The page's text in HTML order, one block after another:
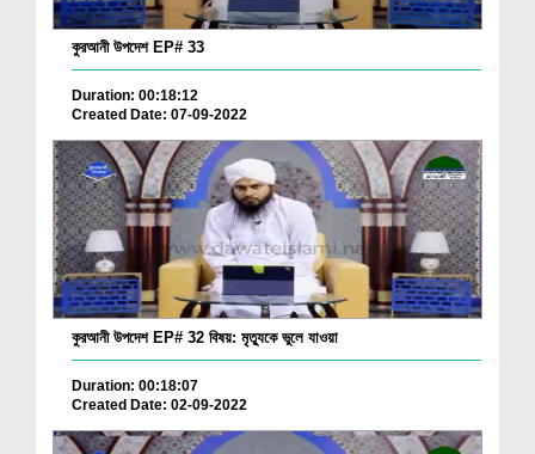
কুরআনী উপদেশ EP# 33
Duration: 00:18:12
Created Date: 07-09-2022
কুরআনী উপদেশ EP# 32 বিষয়: মৃত্যুকে ভুলে যাওয়া
Duration: 00:18:07
Created Date: 02-09-2022